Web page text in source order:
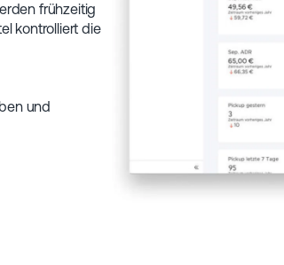
frühzeitig
kontrolliert die
und